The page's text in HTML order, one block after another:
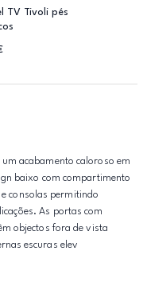
TV Tivoli pés
acabamento caloroso em
baixo com compartimento
consolas permitindo
As portas com
objectos fora de vista
escuras elev